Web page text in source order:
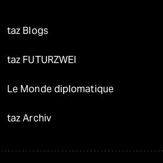
taz Blogs
taz FUTURZWEI
Le Monde diplomatique
taz Archiv